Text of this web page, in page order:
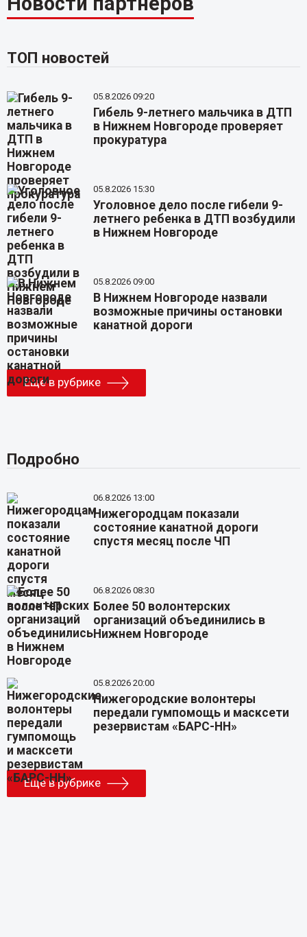
ТОП новостей
05.8.2026 09:20
Гибель 9-летнего мальчика в ДТП
в Нижнем Новгороде проверяет
прокуратура
05.8.2026 15:30
Уголовное дело после гибели 9-
летнего ребенка в ДТП возбудили
в Нижнем Новгороде
05.8.2026 09:00
В Нижнем Новгороде назвали
возможные причины остановки
канатной дороги
Еще в рубрике
Подробно
06.8.2026 13:00
Нижегородцам показали
состояние канатной дороги
спустя месяц после ЧП
06.8.2026 08:30
Более 50 волонтерских
организаций объединились в
Нижнем Новгороде
05.8.2026 20:00
Нижегородские волонтеры
передали гумпомощь и масксети
резервистам «БАРС-НН»
Еще в рубрике